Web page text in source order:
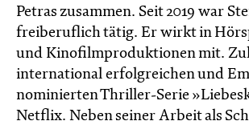
Petras zusammen. Seit 2019 war
freiberuflich tätig. Er wirkt in
und Kinofilmproduktionen mit.
international erfolgreichen und
nominierten Thriller-Serie
Netflix. Neben seiner Arbeit als